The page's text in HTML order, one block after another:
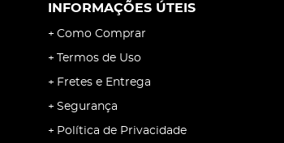
INFORMAÇÕES ÚTEIS
Como Comprar
Termos de Uso
Fretes e Entrega
Segurança
Política de Privacidade